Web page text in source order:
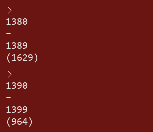
1380
–
1389
(1629)
1390
–
1399
(964)